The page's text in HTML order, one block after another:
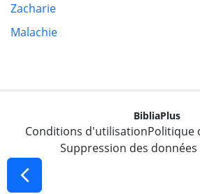
Zacharie
Malachie
BibliaPlus
Conditions d'utilisationPolitique
Suppression des